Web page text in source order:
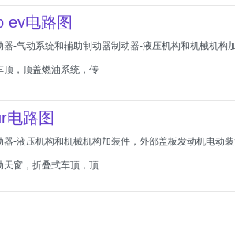
ev电路图
-气动系统和辅助制动器制动器-液压机构和机械机
顶，顶盖燃油系统，传
电路图
-液压机构和机械机构加装件，外部盖板发动机电动
天窗，折叠式车顶，顶